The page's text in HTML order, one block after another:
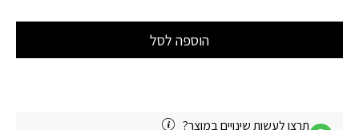
הוספה לסל
תרצו לעשות שינויים במוצר?